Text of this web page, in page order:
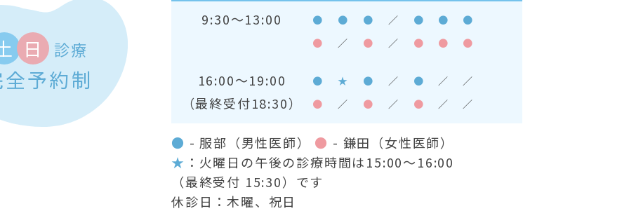
日 診療
予約制
9:30～13:00 ● ● ● ／ ● ●
●
●
／ ● ／ ● ● ●
16:00～19:00 ● ★ ● ／ ● ／ ／
（最終受付18:30） ● ／ ● ／ ● ／ ／
● - 服部（男性医師） ● - 鎌田（女性医師）
★ ：火曜日の午後の診療時間は15:00～16:00
（最終受付 15:30）です
休診日：木曜、祝日